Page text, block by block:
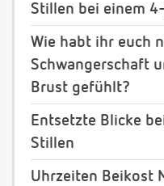
Stillen bei einem
Wie habt ihr euch
Schwangerschaft
Brust gefühlt?
Entsetzte Blicke
Stillen
Uhrzeiten Beikost